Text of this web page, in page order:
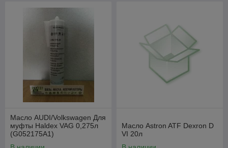
Масло AUDI/Volkswagen Для
муфты Haldex VAG 0,275л
(G052175A1)
Масло Astron ATF Dexron D
VI 20л